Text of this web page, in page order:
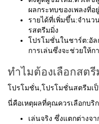
ผลกระทบของเพลงที่อ
รายได้ที่เพิ่มขึ้น:จำนว
รสตรีมมิ่ง
โปรโมชั่นในชาร์ต:อัล
การเล่นซึ่งจะช่วยให้ก
ทำไมต้องเลือกสต
โปรโมชั่น,โปรโมชั่นสตรีมเป็
นี่คือเหตุผลที่คุณควรเลือกบริ
เล่นจริง ซึ่งแตกต่างจ